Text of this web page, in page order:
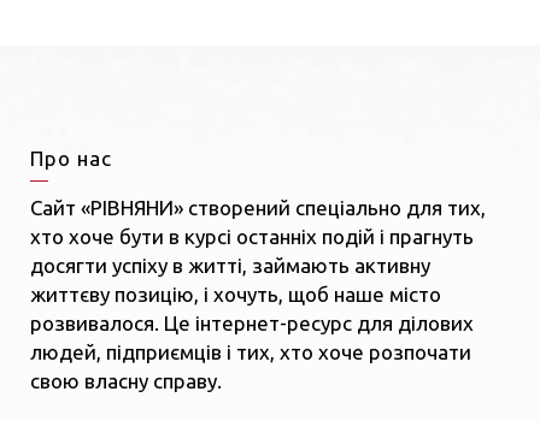
Про нас
Сайт «РІВНЯНИ» створений спеціально для тих,
хто хоче бути в курсі останніх подій і прагнуть
досягти успіху в житті, займають активну
життєву позицію, і хочуть, щоб наше місто
розвивалося. Це інтернет-ресурс для ділових
людей, підприємців і тих, хто хоче розпочати
свою власну справу.